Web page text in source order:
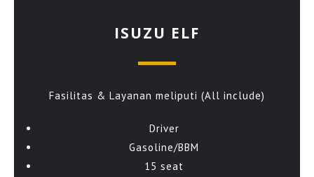
ISUZU ELF
Fasilitas & Layanan meliputi (All include)
Driver
Gasoline/BBM
15 seat